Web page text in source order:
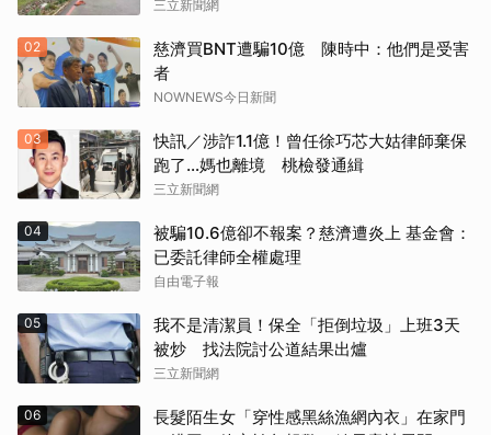
三立新聞網
02
慈濟買BNT遭騙10億 陳時中：他們是受害
者
NOWNEWS今日新聞
03
快訊／涉詐1.1億！曾任徐巧芯大姑律師棄保
跑了…媽也離境 桃檢發通緝
三立新聞網
04
被騙10.6億卻不報案？慈濟遭炎上 基金會：
已委託律師全權處理
自由電子報
05
我不是清潔員！保全「拒倒垃圾」上班3天
被炒 找法院討公道結果出爐
三立新聞網
06
長髮陌生女「穿性感黑絲漁網內衣」在家門